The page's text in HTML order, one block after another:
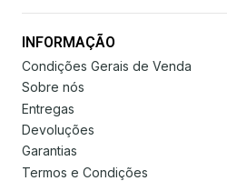
INFORMAÇÃO
Condições Gerais de Venda
Sobre nós
Entregas
Devoluções
Garantias
Termos e Condições